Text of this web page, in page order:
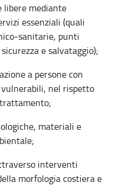
libere mediante
essenziali (quali
‑sanitarie, punti
e salvataggio);
a persone con
nel rispetto
materiali e
interventi
morfologia costiera e